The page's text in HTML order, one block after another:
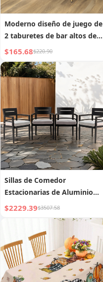
Moderno diseño de juego de
2 taburetes de bar altos de
cuero de 24 pulgadas con
patas de madera y respaldo
giratorio para cocina
$165.68$220.90
Sillas de Comedor
Estacionarias de Aluminio
para Patio KD, 4 Piezas con
Cojín de Tela Sunbrella para
$2229.39$3507.58